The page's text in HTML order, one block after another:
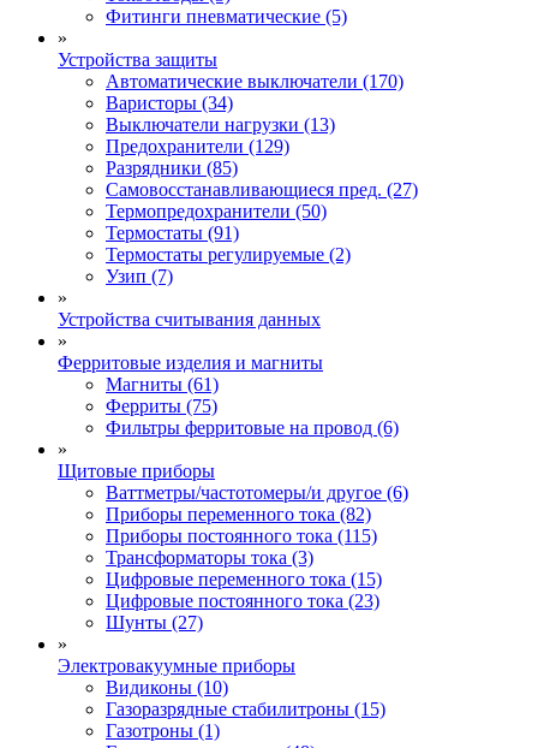
Фитинги пневматические (5)
»
Устройства защиты
Автоматические выключатели (170)
Варисторы (34)
Выключатели нагрузки (13)
Предохранители (129)
Разрядники (85)
Самовосстанавливающиеся пред. (27)
Термопредохранители (50)
Термостаты (91)
Термостаты регулируемые (2)
Узип (7)
»
Устройства считывания данных
»
Ферритовые изделия и магниты
Магниты (61)
Ферриты (75)
Фильтры ферритовые на провод (6)
»
Щитовые приборы
Ваттметры/частотомеры/и другое (6)
Приборы переменного тока (82)
Приборы постоянного тока (115)
Трансформаторы тока (3)
Цифровые переменного тока (15)
Цифровые постоянного тока (23)
Шунты (27)
»
Электровакуумные приборы
Видиконы (10)
Газоразрядные стабилитроны (15)
Газотроны (1)